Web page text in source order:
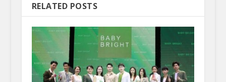
RELATED POSTS